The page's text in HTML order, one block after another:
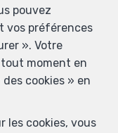
pouvez
vos préférences
». Votre
moment en
cookies » en
les cookies, vous